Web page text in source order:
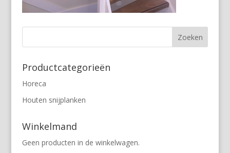
Productcategorieën
Horeca
Houten snijplanken
Winkelmand
Geen producten in de winkelwagen.